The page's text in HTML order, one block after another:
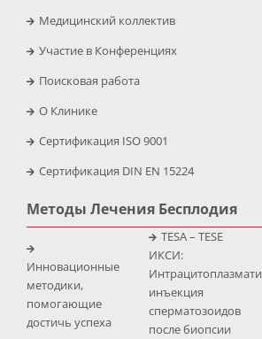
Медицинский коллектив
Участие в Конференциях
Поисковая работа
O Клинике
Сертификация ISO 9001
Сертификация DIN EN 15224
Методы Лечения Бесплодия
Инновационные
методики,
помогающие
достичь успеха
TESA – TESE
ИКСИ:
инъекция
сперматозоидов
после биопсии